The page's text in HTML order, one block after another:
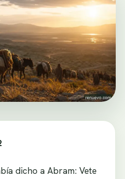
dicho a Abram: Vete